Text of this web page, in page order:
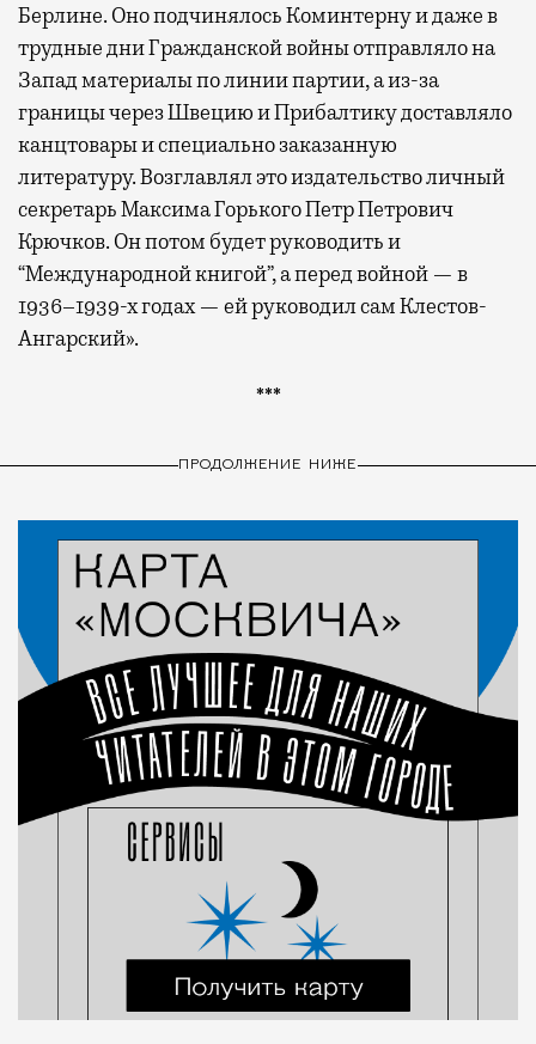
Берлине. Оно подчинялось Коминтерну и даже в
трудные дни Гражданской войны отправляло на
Запад материалы по линии партии, а из-за
границы через Швецию и Прибалтику доставляло
канцтовары и специально заказанную
литературу. Возглавлял это издательство личный
секретарь Максима Горького Петр Петрович
Крючков. Он потом будет руководить и
“Международной книгой”, а перед войной — в
1936–1939-х годах — ей руководил сам Клестов-
Ангарский».
***
ПРОДОЛЖЕНИЕ НИЖЕ